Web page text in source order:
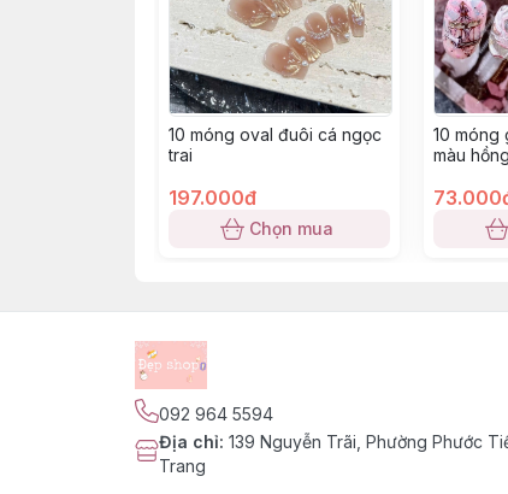
10 móng oval đuôi cá ngọc
trai
197.000đ
Chọn mua
10 móng
màu hồng
092 964 5594
Địa chỉ: 139 Nguyễn Trãi, Phường Phước
Trang